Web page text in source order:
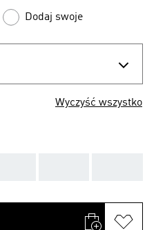
Dodaj swoje
Wyczyść wszystko